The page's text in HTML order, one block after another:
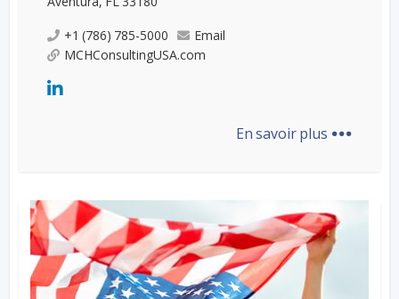
+1 (786) 785-5000
Email
MCHConsultingUSA.com
En savoir plus ...